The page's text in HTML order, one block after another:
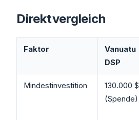
Direktvergleich
Faktor
Vanuatu
DSP
Mindestinvestition
130.000 $
(Spende)